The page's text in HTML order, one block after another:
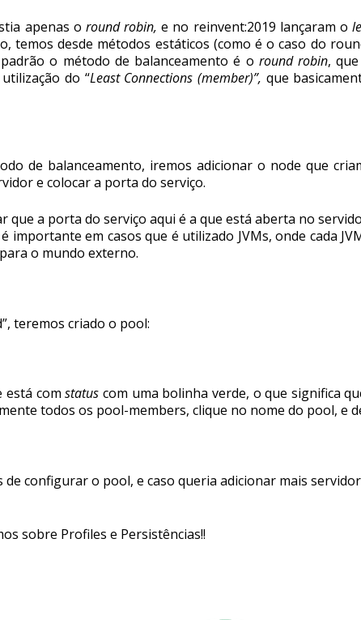
apenas o round robin,e no reinvent:2019 lançaram o
temos desde métodos estáticos (como é o caso do
o método de balanceamento é o round robin,
do “Least Connections (member)”, que
de balanceamento, iremos adicionar o node que
e colocar a porta do serviço.
que a porta do serviço aqui é a que está aberta no
importante em casos que é utilizado JVMs, onde cada
o mundo externo.
teremos criado o pool:
está comstatus com uma bolinha verde, o que significa
todos os pool-members, clique no nome do pool, e
configurar o pool, e caso queria adicionar mais servidor
sobre Profiles e Persistências!!